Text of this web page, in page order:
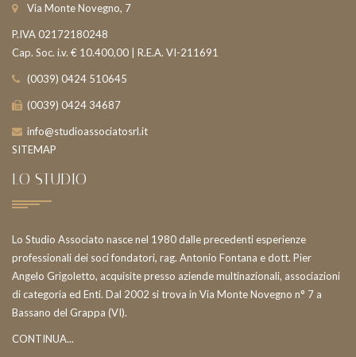
Via Monte Novegno, 7
P.IVA 02172180248
Cap. Soc. i.v. € 10.400,00 | R.E.A. VI-211691
(0039) 0424 510645
(0039) 0424 34687
info@studioassociatosrl.it
SITEMAP
LO STUDIO
Lo Studio Associato nasce nel 1980 dalle precedenti esperienze
professionali dei soci fondatori, rag. Antonio Fontana e dott. Pier
Angelo Grigoletto, acquisite presso aziende multinazionali, associazioni
di categoria ed Enti. Dal 2002 si trova in Via Monte Novegno n° 7 a
Bassano del Grappa (VI).
CONTINUA...